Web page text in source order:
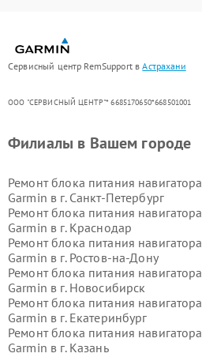
Сервисный центр RemSupport вАстрахани
ООО "СЕРВИСНЫЙ ЦЕНТР"* 6685170650*668501001
Филиалы в Вашем городе
Ремонт блока питания навигатора
Garmin в г. Санкт-Петербург
Ремонт блока питания навигатора
Garmin в г. Краснодар
Ремонт блока питания навигатора
Garmin в г. Ростов-на-Дону
Ремонт блока питания навигатора
Garmin в г. Новосибирск
Ремонт блока питания навигатора
Garmin в г. Екатеринбург
Ремонт блока питания навигатора
Garmin в г. Казань